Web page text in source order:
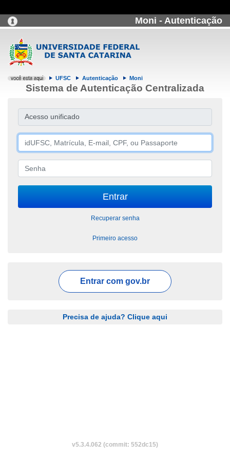
Moni - Autenticação
UFSC Autenticação Moni
Sistema de Autenticação Centralizada
Acesso unificado
Recuperar senha
Primeiro acesso
Entrar com gov.br
Precisa de ajuda? Clique aqui
v5.3.4.062 (commit: 552dc15)